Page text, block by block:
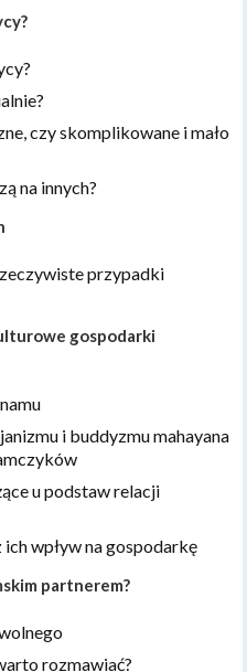
czy skomplikowane i mało
na innych?
przypadki
gospodarki
i buddyzmu mahayana
u podstaw relacji
wpływ na gospodarkę
partnerem?
rozmawiać?